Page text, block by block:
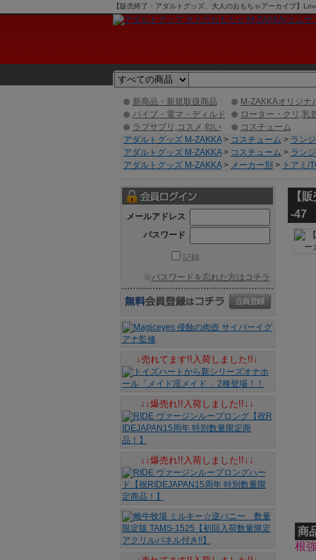
【販売終了・アダルトグッズ、大人のおもちゃアーカイブ】
新商品・新規取扱商品
M-ZAKKAオリジナ
バイブ・電マ・ディルド
ローター・クリ,乳
ラブサプリ,コスメ,匂い
コスチューム
アダルトグッズ M-ZAKKA> コスチューム > ラン
アダルトグッズ M-ZAKKA> コスチューム > ラン
アダルトグッズ M-ZAKKA> メーカー別 > トアミ/
【
-47
商
根
メールアドレス
パスワード
記録
※パスワードを忘れた方はコチラ
↓売れてます!!入荷しました!!↓
↓↓爆売れ!!入荷しました!!↓↓
↓↓爆売れ!!入荷しました!!↓↓